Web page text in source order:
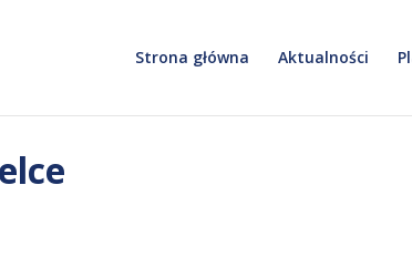
Strona główna Aktualności